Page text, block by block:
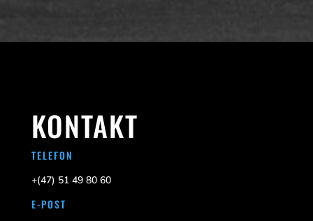
KONTAKT
TELEFON
+(47) 51 49 80 60
E-POST